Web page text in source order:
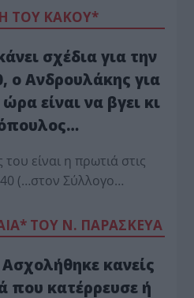
ΤΟΥ ΚΑΚΟΎ*
σχέδια για την
ο Ανδρουλάκης για
είναι να βγει κι
είναι η πρωτιά στις
(…στον Σύλλογο…
ΤΟΥ Ν. ΠΑΡΑΣΚΕΥΑ
κανείς
που κατέρρευσε ή